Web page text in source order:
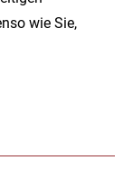
wie Sie,